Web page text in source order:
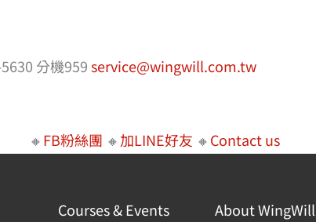
分機959service@wingwill.com.tw
🔸FB粉絲團 🔸加LINE好友 🔸Contact us
Courses & Events About WingWill